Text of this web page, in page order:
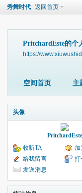
秀舞时代 返回首页
PritchardEste的个
https://
空间首页 主
头像
PritchardEste
收听TA
加
给我留言
打
发送消息